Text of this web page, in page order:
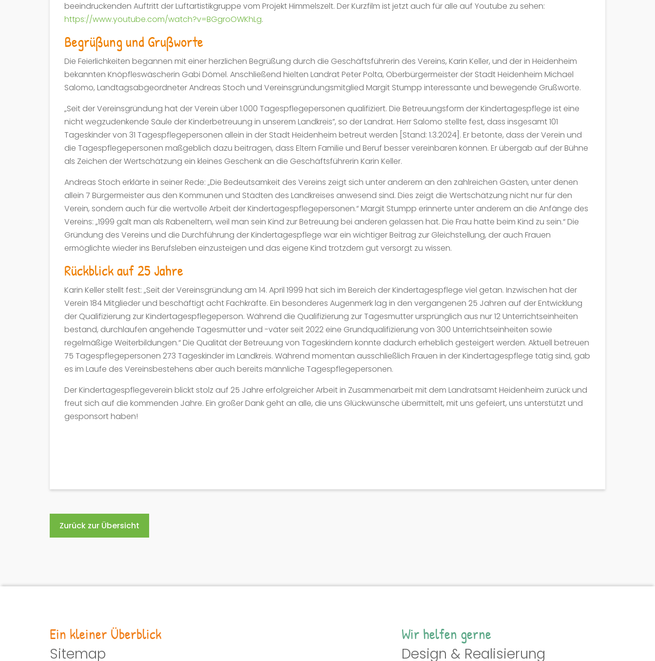
beeindruckenden Auftritt der Luftartistikgruppe vom Projekt Himmelszelt. Der Kurzfilm ist jetzt auch für alle auf Youtube zu sehen:
https://www.youtube.com/watch?v=BGgroOWKhLg.
Begrüßung und Grußworte
Die Feierlichkeiten begannen mit einer herzlichen Begrüßung durch die Geschäftsführerin des Vereins, Karin Keller, und der in Heidenheim
bekannten Knöpfleswäscherin Gabi Dömel. Anschließend hielten Landrat Peter Polta, Oberbürgermeister der Stadt Heidenheim Michael
Salomo, Landtagsabgeordneter Andreas Stoch und Vereinsgründungsmitglied Margit Stumpp interessante und bewegende Grußworte.
„Seit der Vereinsgründung hat der Verein über 1.000 Tagespflegepersonen qualifiziert. Die Betreuungsform der Kindertagespflege ist eine
nicht wegzudenkende Säule der Kinderbetreuung in unserem Landkreis”, so der Landrat. Herr Salomo stellte fest, dass insgesamt 101
Tageskinder von 31 Tagespflegepersonen allein in der Stadt Heidenheim betreut werden [Stand: 1.3.2024]. Er betonte, dass der Verein und
die Tagespflegepersonen maßgeblich dazu beitragen, dass Eltern Familie und Beruf besser vereinbaren können. Er übergab auf der Bühne
als Zeichen der Wertschätzung ein kleines Geschenk an die Geschäftsführerin Karin Keller.
Andreas Stoch erklärte in seiner Rede: „Die Bedeutsamkeit des Vereins zeigt sich unter anderem an den zahlreichen Gästen, unter denen
allein 7 Bürgermeister aus den Kommunen und Städten des Landkreises anwesend sind. Dies zeigt die Wertschätzung nicht nur für den
Verein, sondern auch für die wertvolle Arbeit der Kindertagespflegepersonen.“ Margit Stumpp erinnerte unter anderem an die Anfänge des
Vereins: „1999 galt man als Rabeneltern, weil man sein Kind zur Betreuung bei anderen gelassen hat. Die Frau hatte beim Kind zu sein.“ Die
Gründung des Vereins und die Durchführung der Kindertagespflege war ein wichtiger Beitrag zur Gleichstellung, der auch Frauen
ermöglichte wieder ins Berufsleben einzusteigen und das eigene Kind trotzdem gut versorgt zu wissen.
Rückblick auf 25 Jahre
Karin Keller stellt fest: „Seit der Vereinsgründung am 14. April 1999 hat sich im Bereich der Kindertagespflege viel getan. Inzwischen hat der
Verein 184 Mitglieder und beschäftigt acht Fachkräfte. Ein besonderes Augenmerk lag in den vergangenen 25 Jahren auf der Entwicklung
der Qualifizierung zur Kindertagespflegeperson. Während die Qualifizierung zur Tagesmutter ursprünglich aus nur 12 Unterrichtseinheiten
bestand, durchlaufen angehende Tagesmütter und -väter seit 2022 eine Grundqualifizierung von 300 Unterrichtseinheiten sowie
regelmäßige Weiterbildungen.“ Die Qualität der Betreuung von Tageskindern konnte dadurch erheblich gesteigert werden. Aktuell betreuen
75 Tagespflegepersonen 273 Tageskinder im Landkreis. Während momentan ausschließlich Frauen in der Kindertagespflege tätig sind, gab
es im Laufe des Vereinsbestehens aber auch bereits männliche Tagespflegepersonen.
Der Kindertagespflegeverein blickt stolz auf 25 Jahre erfolgreicher Arbeit in Zusammenarbeit mit dem Landratsamt Heidenheim zurück und
freut sich auf die kommenden Jahre. Ein großer Dank geht an alle, die uns Glückwünsche übermittelt, mit uns gefeiert, uns unterstützt und
gesponsort haben!
Zurück zur Übersicht
Ein kleiner Überblick
Sitemap
Wir helfen gerne
Design & Realisierung